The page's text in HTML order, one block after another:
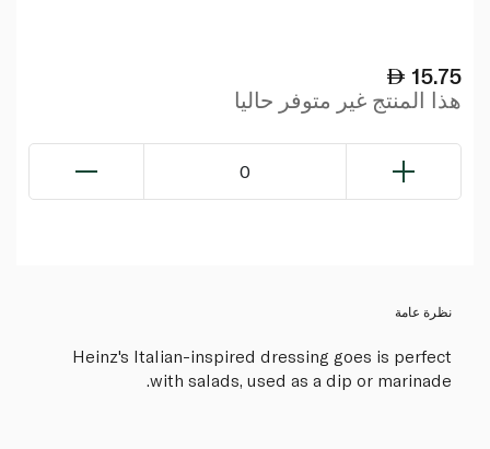
15.75
هذا المنتج غير متوفر حاليا
0
نظرة عامة
Heinz's Italian-inspired dressing goes is perfect
with salads, used as a dip or marinade.